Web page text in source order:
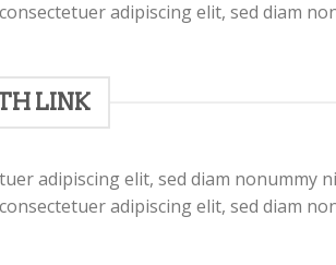
adipiscing elit, sed diam
LINK
adipiscing elit, sed diam
adipiscing elit, sed diam